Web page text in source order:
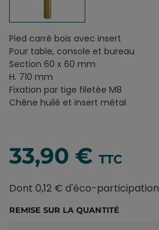
Pied carré bois avec insert
Pour table, console et bureau
Section 60 x 60 mm
H. 710 mm
Fixation par tige filetée M8
Chêne huilé et insert métal
33,90 € TTC
Dont 0,12 € d'éco-participation
REMISE SUR LA QUANTITÉ